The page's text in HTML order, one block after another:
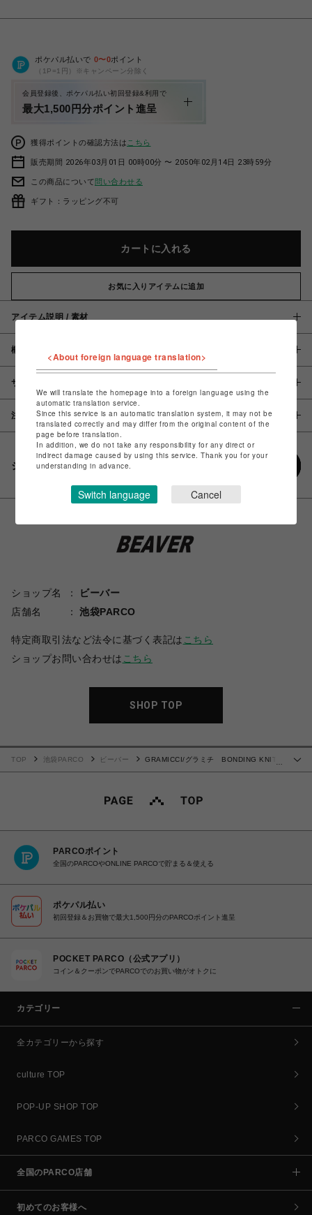
ポケパル払いで 0〜0ポイント
（1P=1円）※キャンペーン分除く
会員登録後、ポケパル払い初回登録&利用で
最大1,500円分ポイント進呈
獲得ポイントの確認方法は こちら
販売期間 2026年03月01日 00時00分 〜 2050年02月14日 23時59分
この商品について問い合わせる
ギフト：ラッピング不可
カートに入れる
お気に入りアイテムに追加
アイテム説明 / 素材
概要
サイズ
注意事項
シェアする
ショップ名
ビーバー
店舗名
池袋PARCO
特定商取引法など法令に基づく表記は こちら
ショップお問い合わせは こちら
SHOP TOP
TOP 池袋PARCO ビーバー
GRAMICCI/グラミチ BONDING KNIT
PARCOポイント
全国のPARCOやONLINE PARCOで貯まる＆使える
ポケパル払い
初回登録＆お買物で最大1,500円分のPARCOポイント進呈
POCKET PARCO（公式アプリ）
コイン＆クーポンでPARCOでのお買い物がオトクに
カテゴリー
全カテゴリーから探す
culture TOP
POP-UP SHOP TOP
PARCO GAMES TOP
全国のPARCO店舗
初めてのお客様へ
<About foreign language translation>
We will translate the homepage into a foreign language using the
automatic translation service.
Since this service is an automatic translation system, it may not be
translated correctly and may differ from the original content of the
page before translation.
In addition, we do not take any responsibility for any direct or
indirect damage caused by using this service. Thank you for your
understanding in advance.
Switch language Cancel